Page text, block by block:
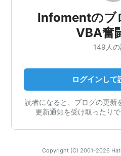
Infomentのブ
VBA奮
149人
ログインして
読者になると、ブログの更新
更新通知を受け取ったり
Copyright (C) 2001-2026